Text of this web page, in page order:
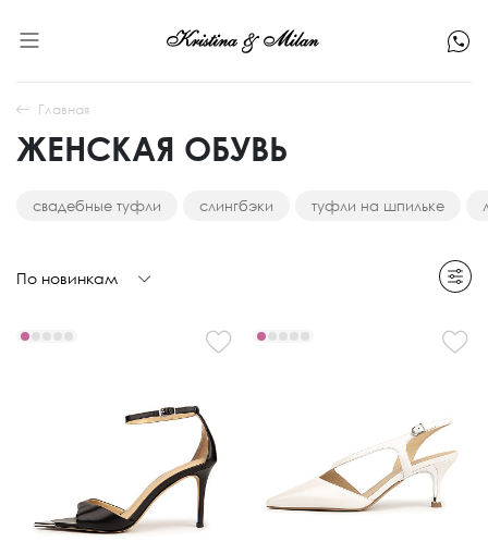
Главная
ЖЕНСКАЯ ОБУВЬ
свадебные туфли слингбэки туфли на шпильке
По новинкам